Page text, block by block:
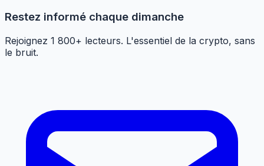
Restez informé chaque dimanche
Rejoignez 1 800+ lecteurs. L'essentiel de la crypto, sans
le bruit.